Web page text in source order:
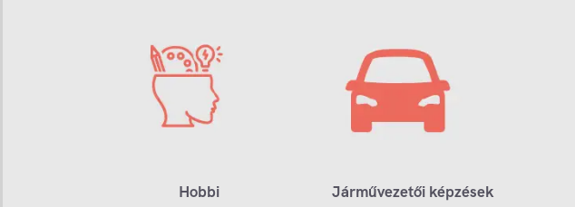
Hobbi Járművezetői képzések